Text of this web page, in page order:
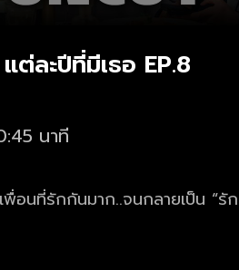
ต่ละปีที่มีเธอ EP.8
นาที
อนที่รักกันมาก..จนกลายเป็น “รั